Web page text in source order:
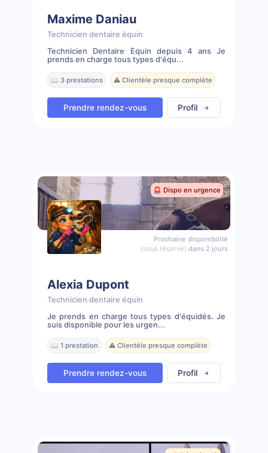
Maxime Daniau
Technicien dentaire équin
Technicien Dentaire Équin depuis 4 ans Je
prends en charge tous types d'équ...
📖 3 prestations ⚠️ Clientèle presque complète
Prendre rendez-vous Profil
🚨 Dispo en urgence
Prochaine disponibilité
(sous réserve) dans 2 jours
Alexia Dupont
Technicien dentaire équin
Je prends en charge tous types d'équidés. Je
suis disponible pour les urgen...
📖 1 prestation ⚠️ Clientèle presque complète
Prendre rendez-vous Profil